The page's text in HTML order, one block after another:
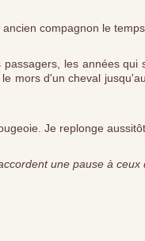
compagnon le
les années
mors d'un cheval
Je replonge
une pause à ceux